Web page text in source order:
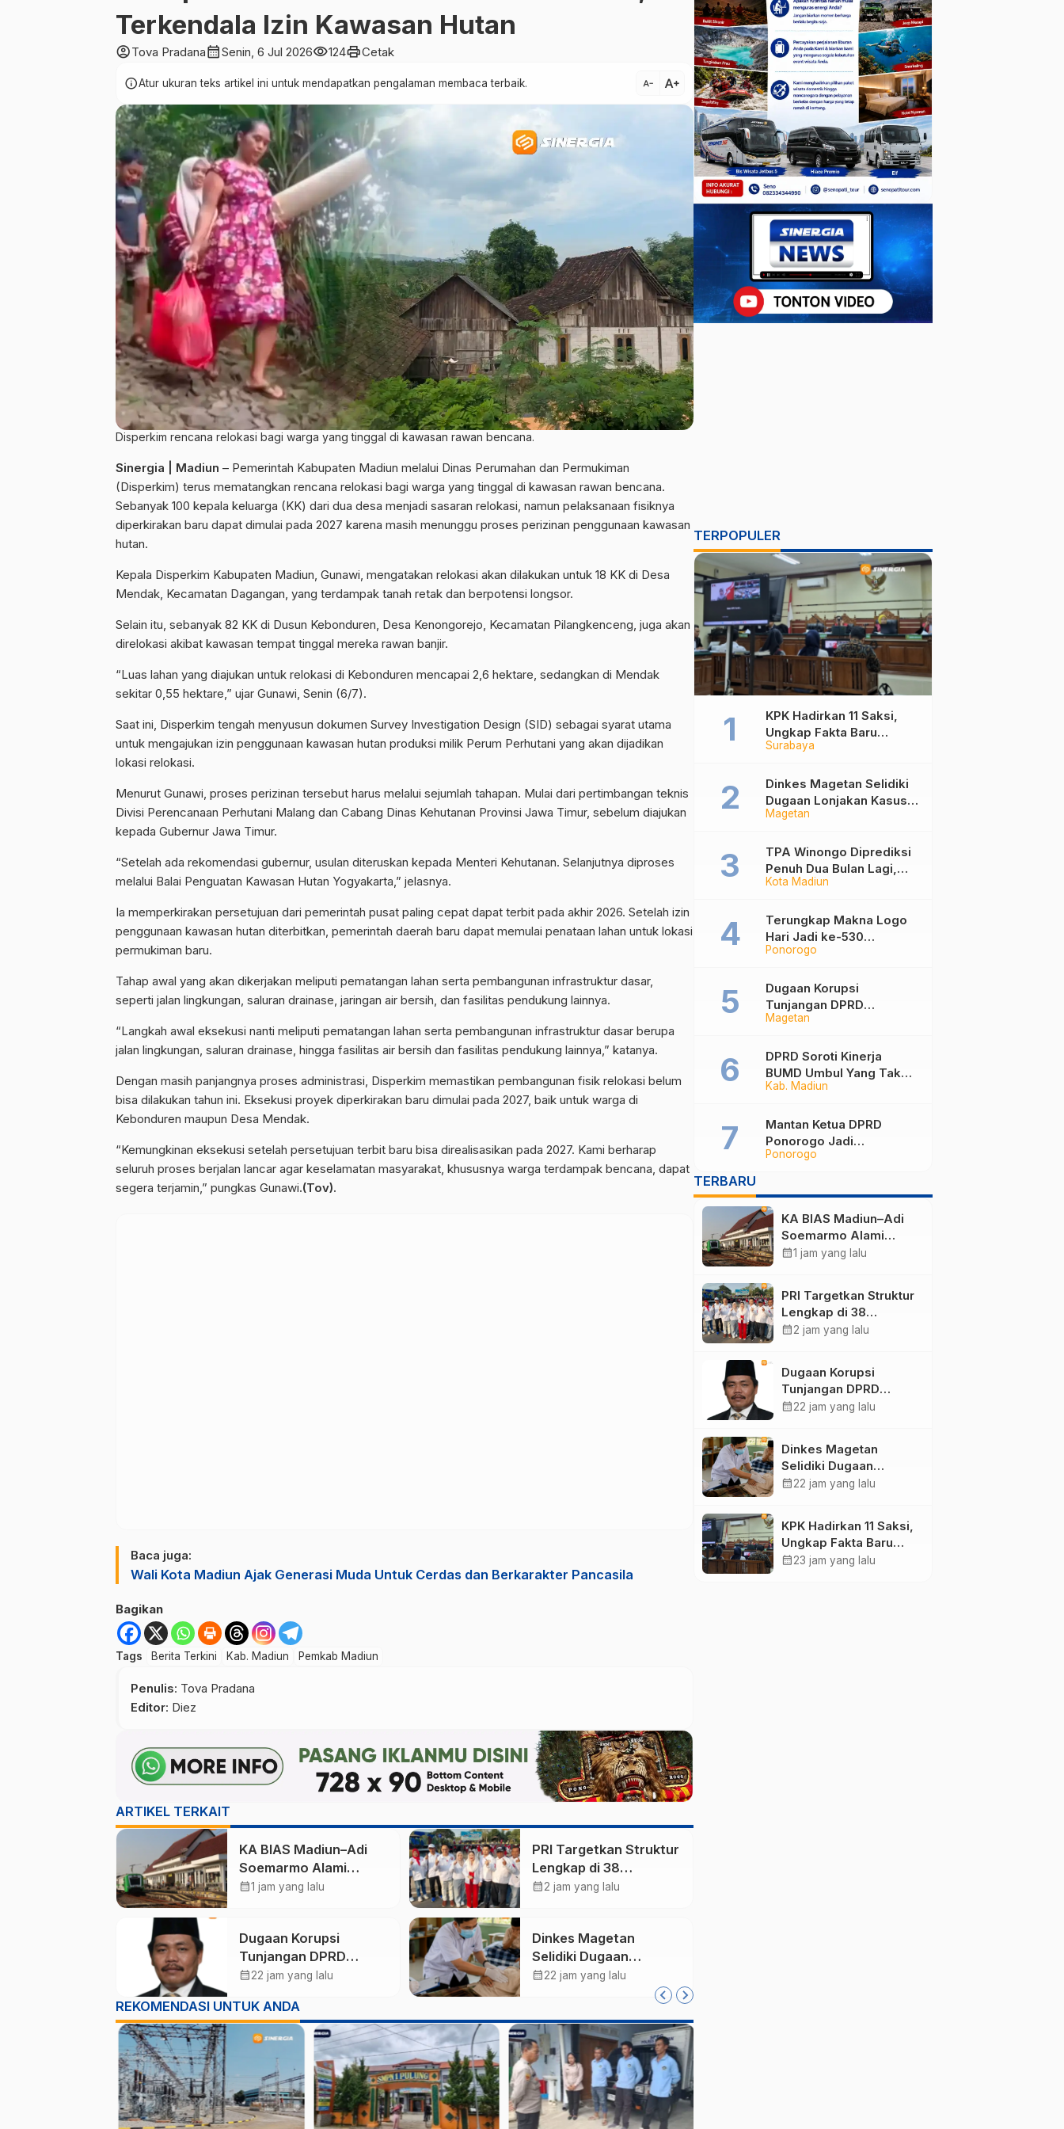
Terkendala Izin Kawasan Hutan
account_circleTova Pradanacalendar_monthSenin, 6 Jul 2026visibility124printCetak
infoAtur ukuran teks artikel ini untuk mendapatkan pengalaman membaca terbaik. text_decrease text_increase
Disperkim rencana relokasi bagi warga yang tinggal di kawasan rawan bencana.
Sinergia | Madiun – Pemerintah Kabupaten Madiun melalui Dinas Perumahan dan Permukiman
(Disperkim) terus mematangkan rencana relokasi bagi warga yang tinggal di kawasan rawan bencana.
Sebanyak 100 kepala keluarga (KK) dari dua desa menjadi sasaran relokasi, namun pelaksanaan fisiknya
diperkirakan baru dapat dimulai pada 2027 karena masih menunggu proses perizinan penggunaan kawasan
hutan.
Kepala Disperkim Kabupaten Madiun, Gunawi, mengatakan relokasi akan dilakukan untuk 18 KK di Desa
Mendak, Kecamatan Dagangan, yang terdampak tanah retak dan berpotensi longsor.
Selain itu, sebanyak 82 KK di Dusun Kebonduren, Desa Kenongorejo, Kecamatan Pilangkenceng, juga akan
direlokasi akibat kawasan tempat tinggal mereka rawan banjir.
“Luas lahan yang diajukan untuk relokasi di Kebonduren mencapai 2,6 hektare, sedangkan di Mendak
sekitar 0,55 hektare,” ujar Gunawi, Senin (6/7).
Saat ini, Disperkim tengah menyusun dokumen Survey Investigation Design (SID) sebagai syarat utama
untuk mengajukan izin penggunaan kawasan hutan produksi milik Perum Perhutani yang akan dijadikan
lokasi relokasi.
Menurut Gunawi, proses perizinan tersebut harus melalui sejumlah tahapan. Mulai dari pertimbangan teknis
Divisi Perencanaan Perhutani Malang dan Cabang Dinas Kehutanan Provinsi Jawa Timur, sebelum diajukan
kepada Gubernur Jawa Timur.
“Setelah ada rekomendasi gubernur, usulan diteruskan kepada Menteri Kehutanan. Selanjutnya diproses
melalui Balai Penguatan Kawasan Hutan Yogyakarta,” jelasnya.
Ia memperkirakan persetujuan dari pemerintah pusat paling cepat dapat terbit pada akhir 2026. Setelah izin
penggunaan kawasan hutan diterbitkan, pemerintah daerah baru dapat memulai penataan lahan untuk lokasi
permukiman baru.
Tahap awal yang akan dikerjakan meliputi pematangan lahan serta pembangunan infrastruktur dasar,
seperti jalan lingkungan, saluran drainase, jaringan air bersih, dan fasilitas pendukung lainnya.
“Langkah awal eksekusi nanti meliputi pematangan lahan serta pembangunan infrastruktur dasar berupa
jalan lingkungan, saluran drainase, hingga fasilitas air bersih dan fasilitas pendukung lainnya,” katanya.
Dengan masih panjangnya proses administrasi, Disperkim memastikan pembangunan fisik relokasi belum
bisa dilakukan tahun ini. Eksekusi proyek diperkirakan baru dimulai pada 2027, baik untuk warga di
Kebonduren maupun Desa Mendak.
“Kemungkinan eksekusi setelah persetujuan terbit baru bisa direalisasikan pada 2027. Kami berharap
seluruh proses berjalan lancar agar keselamatan masyarakat, khususnya warga terdampak bencana, dapat
segera terjamin,” pungkas Gunawi.(Tov).
Baca juga:
Wali Kota Madiun Ajak Generasi Muda Untuk Cerdas dan Berkarakter Pancasila
Bagikan
Tags Berita Terkini Kab. Madiun Pemkab Madiun
Penulis: Tova Pradana
Editor: Diez
ARTIKEL TERKAIT
KA BIAS Madiun–Adi
Soemarmo Alami
Gangguan, 5 KA Ikut
calendar_month1 jam yang lalu
PRI Targetkan Struktur
Lengkap di 38
Kabupaten/Kota Jatim
calendar_month2 jam yang lalu
Dugaan Korupsi
Tunjangan DPRD
Ponorogo Jadi Alarm,
Magetan Perkuat Tata
Kelola Administrasi
calendar_month22 jam yang lalu
Dinkes Magetan
Selidiki Dugaan
Lonjakan Kasus Diare
di Lembeyan, Lakukan
Epidemiologi
calendar_month22 jam yang lalu
REKOMENDASI UNTUK ANDA
TERPOPULER
Surabaya
KPK Hadirkan 11 Saksi,
Ungkap Fakta Baru
Sidang Korupsi Wali Kota
Magetan
Dinkes Magetan Selidiki
Dugaan Lonjakan Kasus
Diare di Lembeyan,
Epidemiologi
Kota Madiun
TPA Winongo Diprediksi
Penuh Dua Bulan Lagi,
Ketua DPRD Kota Madiun
Penanganan Sampah
Ponorogo
Terungkap Makna Logo
Hari Jadi ke-530
Ponorogo, Angka 530
Sekar Kinanthi
Magetan
Dugaan Korupsi
Tunjangan DPRD
Ponorogo Jadi Alarm,
Perkuat Tata Kelola
Administrasi
Kab. Madiun
DPRD Soroti Kinerja
BUMD Umbul Yang Tak
Maksimal, Dinilai Belum
Ponorogo
Mantan Ketua DPRD
Ponorogo Jadi
Tersangka, Punya Harta
Rp1,4 Miliar
TERBARU
KA BIAS Madiun–Adi
Soemarmo Alami
Gangguan, 5 KA Ikut
calendar_month1 jam yang lalu
PRI Targetkan Struktur
Lengkap di 38
Kabupaten/Kota Jatim
calendar_month2 jam yang lalu
Dugaan Korupsi
Tunjangan DPRD
Ponorogo Jadi Alarm,
Kelola Administrasi
calendar_month22 jam yang lalu
Dinkes Magetan
Selidiki Dugaan
Lonjakan Kasus Diare
Epidemiologi
calendar_month22 jam yang lalu
KPK Hadirkan 11 Saksi,
Ungkap Fakta Baru
Sidang Korupsi Wali
calendar_month23 jam yang lalu